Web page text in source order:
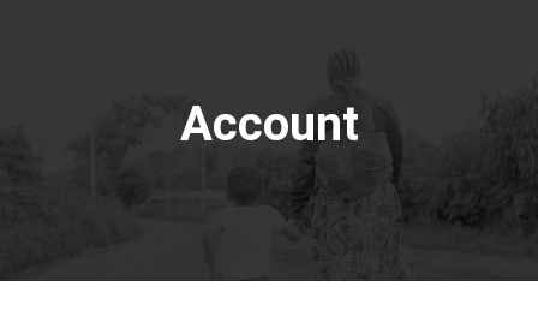
Account